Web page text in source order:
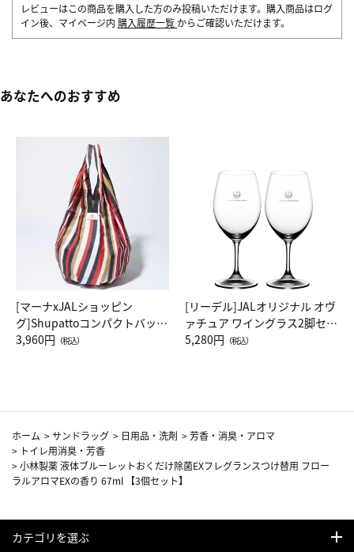
レビューはこの商品を購入した方のみ投稿いただけます。購入商品はログ
イン後、マイページ内 購入履歴一覧 からご確認いただけます。
あなたへのおすすめ
[マーナxJALショッピン
グ]Shupattoコンパクトバッグ
Drop JAL客室乗務員（LC）ス
3,960円 （税込）
[リーデル]JALオリジナル オヴ
ァチュア ワイングラス2脚セッ
ト（レッドワイン）
5,280円 （税込）
ホーム >サンドラッグ > 日用品・洗剤 >芳香・消臭・アロマ
> トイレ用消臭・芳香
>小林製薬 液体ブルーレットおくだけ除菌EXフレグランスつけ替用 フロー
ラルアロマEXの香り 67ml 【3個セット】
カテゴリを選ぶ